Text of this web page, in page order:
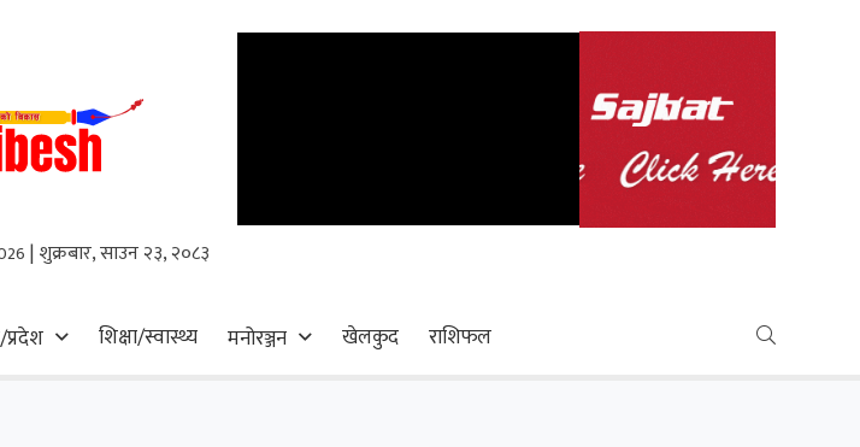
| शुक्रबार, साउन २३, २०८३
शिक्षा/स्वास्थ्य मनोरञ्जन खेलकुद राशिफल